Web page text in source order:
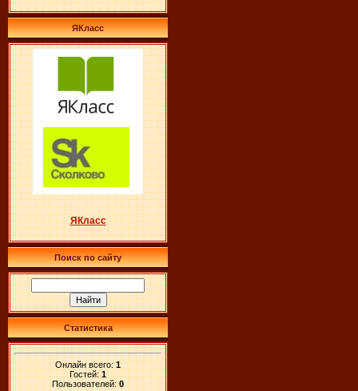
ЯКласс
ЯКласс
Поиск по сайту
Статистика
Онлайн всего: 1
Гостей: 1
Пользователей: 0